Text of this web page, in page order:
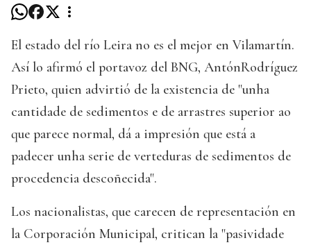
El estado del río Leira no es el mejor en Vilamartín.
Así lo afirmó el portavoz del BNG, AntónRodríguez
Prieto, quien advirtió de la existencia de "unha
cantidade de sedimentos e de arrastres superior ao
que parece normal, dá a impresión que está a
padecer unha serie de verteduras de sedimentos de
procedencia descoñecida".
Los nacionalistas, que carecen de representación en
la Corporación Municipal, critican la "pasividade